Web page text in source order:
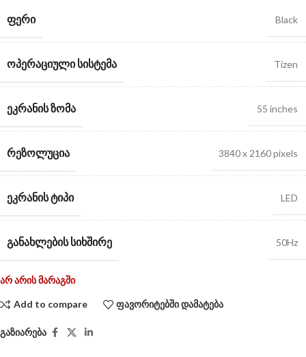
ᲤᲔᲠᲘ Black
ᲝᲞᲔᲠᲐᲪᲘᲣᲚᲘ ᲡᲘᲡᲢᲔᲛᲐ Tizen
ᲔᲙᲠᲐᲜᲘᲡ ᲖᲝᲛᲐ 55 inches
ᲠᲔᲖᲝᲚᲣᲪᲘᲐ 3840 x 2160 pixels
ᲔᲙᲠᲐᲜᲘᲡ ᲢᲘᲞᲘ LED
ᲒᲐᲜᲐᲮᲚᲔᲑᲘᲡ ᲡᲘᲮᲨᲘᲠᲔ 50Hz
არ არის მარაგში
Add to compare ფავორიტებში დამატება
გაზიარება